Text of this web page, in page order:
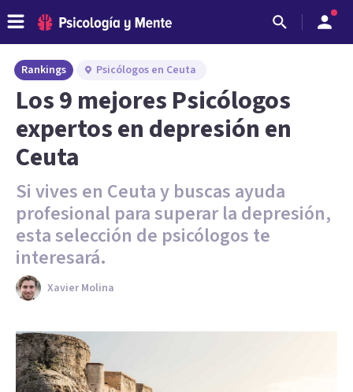
Rankings Psicólogos en Ceuta
Los 9 mejores Psicólogos
expertos en depresión en
Ceuta
Si vives en Ceuta y buscas ayuda
profesional para superar la depresión,
esta selección de psicólogos te
interesará.
Xavier Molina